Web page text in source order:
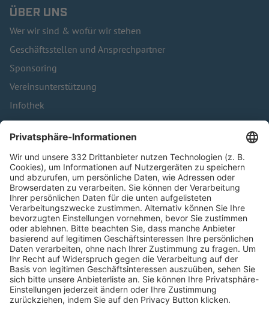
ÜBER UNS
Wer wir sind & wofür wir stehen
Geschäftsstellen und Ansprechpartner
Sponsoring
Vereinsunterstützung
Infothek
Kontakt
HÄUFIG BESUCHTE SEITEN
Pässe und Vereinswechsel
Trainerausbildung
Schulungsangebot Vereinsmitarbeiter
BFV-Geschäftsstellen
Trainerbörse
Login SpielPlus
FOLGE DEM BFV